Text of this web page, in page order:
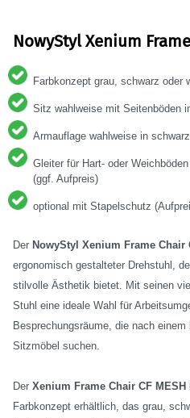
NowyStyl Xenium
Farbkonzept grau, schwarz oder
Sitz wahlweise mit Seitenböden
Armauflage wahlweise in
Gleiter für Hart- oder
(ggf. Aufpreis)
optional mit Stapelschutz
Der NowyStyl Xenium Frame Chair
ergonomisch gestalteter Drehstuhl,
stilvolle Ästhetik bietet. Mit seinen
Stuhl eine ideale Wahl für
Besprechungsräume, die nach
Sitzmöbel suchen.
Der Xenium Frame Chair CF MESH
Farbkonzept erhältlich, das grau,